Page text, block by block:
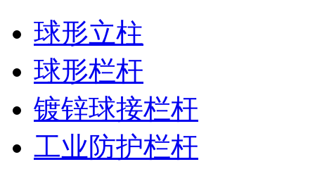
球形立柱
球形栏杆
镀锌球接栏杆
工业防护栏杆